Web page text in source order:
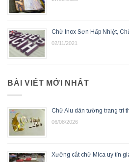
Chữ Inox Sơn Hấp Nhiệt,
02/11/2021
BÀI VIẾT MỚI NHẤT
Chữ Alu dán tường trang trí
06/08/2026
Xưởng cắt chữ Mica uy tín